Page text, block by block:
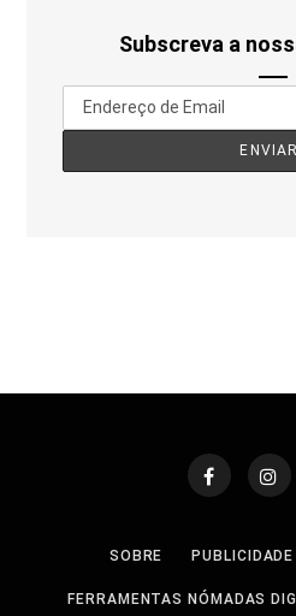
Subscreva a
SOBRE
FERRAMENTAS NÓMADAS